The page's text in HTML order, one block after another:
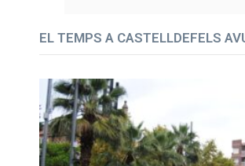
EL TEMPS A CASTELLDEFELS